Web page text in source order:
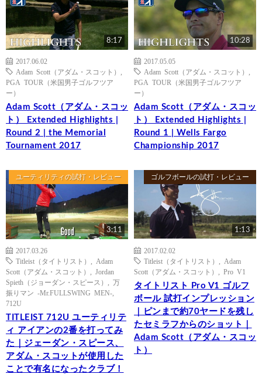
8:17
2017.06.02
Adam Scott（アダム・スコット）
PGA TOUR（米国男子ゴルフツア
ー）
Adam Scott（アダム・スコッ
ト） Extended Highlights |
Round 2 | the Memorial
Tournament 2017
10:28
2017.05.05
Adam Scott（アダム・スコット）
PGA TOUR（米国男子ゴルフツア
ー）
Adam Scott（アダム・スコッ
ト） Extended Highlights |
Round 1 | Wells Fargo
Championship 2017
ユーティリティの試打・レビュー
3:11
2017.03.26
Titleist（タイトリスト）
Adam
Scott（アダム・スコット）
Jordan
Spieth（ジョーダン・スピース）
万
振りマン -Mr.FULLSWING MEN-
712U
TITLEIST 712U ユーティリテ
ィ アイアンの2番を打ってみ
た｜ジェーダン・スピース、
アダム・スコットが使用した
ことで有名になったクラブ！
ゴルフボールの試打・レビュー
1:13
2017.02.02
Titleist（タイトリスト）
Adam
Scott（アダム・スコット）
Pro V1
タイトリスト Pro V1 ゴルフ
ボール 試打インプレッション
｜ピンまで約70ヤードを残し
たセミラフからのショット｜
Adam Scott（アダム・スコッ
ト）